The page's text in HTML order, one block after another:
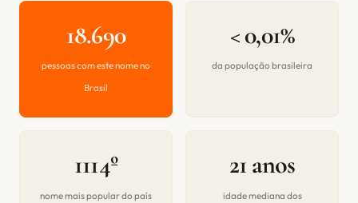
18.690
pessoas com este nome no
Brasil
< 0,01%
da população brasileira
1114º
nome mais popular do país
21 anos
idade mediana dos